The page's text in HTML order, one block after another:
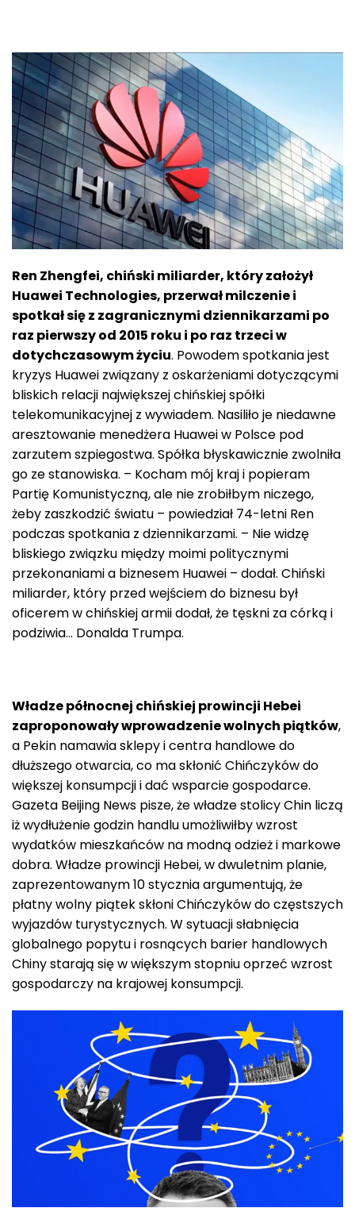
Ren Zhengfei, chiński miliarder, który założył
Huawei Technologies, przerwał milczenie i
spotkał się z zagranicznymi dziennikarzami po
raz pierwszy od 2015 roku i po raz trzeci w
dotychczasowym życiu. Powodem spotkania jest
kryzys Huawei związany z oskarżeniami dotyczącymi
bliskich relacji największej chińskiej spółki
telekomunikacyjnej z wywiadem. Nasiliło je niedawne
aresztowanie menedżera Huawei w Polsce pod
zarzutem szpiegostwa. Spółka błyskawicznie zwolniła
go ze stanowiska. – Kocham mój kraj i popieram
Partię Komunistyczną, ale nie zrobiłbym niczego,
żeby zaszkodzić światu – powiedział 74-letni Ren
podczas spotkania z dziennikarzami. – Nie widzę
bliskiego związku między moimi politycznymi
przekonaniami a biznesem Huawei – dodał. Chiński
miliarder, który przed wejściem do biznesu był
oficerem w chińskiej armii dodał, że tęskni za córką i
podziwia… Donalda Trumpa.
Władze północnej chińskiej prowincji Hebei
zaproponowały wprowadzenie wolnych piątków,
a Pekin namawia sklepy i centra handlowe do
dłuższego otwarcia, co ma skłonić Chińczyków do
większej konsumpcji i dać wsparcie gospodarce.
Gazeta Beijing News pisze, że władze stolicy Chin liczą
iż wydłużenie godzin handlu umożliwiłby wzrost
wydatków mieszkańców na modną odzież i markowe
dobra. Władze prowincji Hebei, w dwuletnim planie,
zaprezentowanym 10 stycznia argumentują, że
płatny wolny piątek skłoni Chińczyków do częstszych
wyjazdów turystycznych. W sytuacji słabnięcia
globalnego popytu i rosnących barier handlowych
Chiny starają się w większym stopniu oprzeć wzrost
gospodarczy na krajowej konsumpcji.